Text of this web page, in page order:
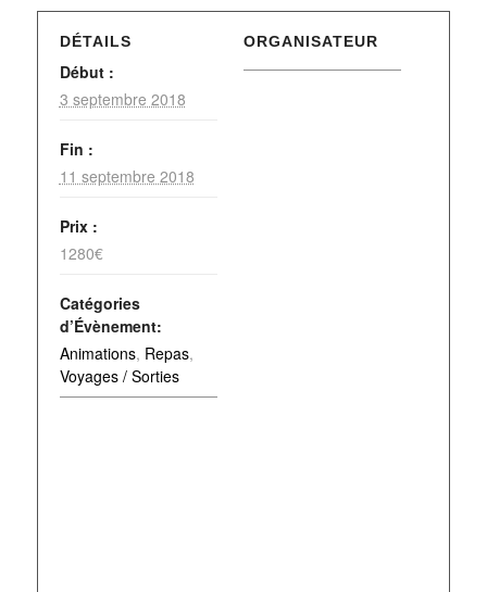
DÉTAILS
Début :
3 septembre 2018
Fin :
11 septembre 2018
Prix :
1280€
Catégories
d’Évènement:
Animations, Repas,
Voyages / Sorties
ORGANISATEUR